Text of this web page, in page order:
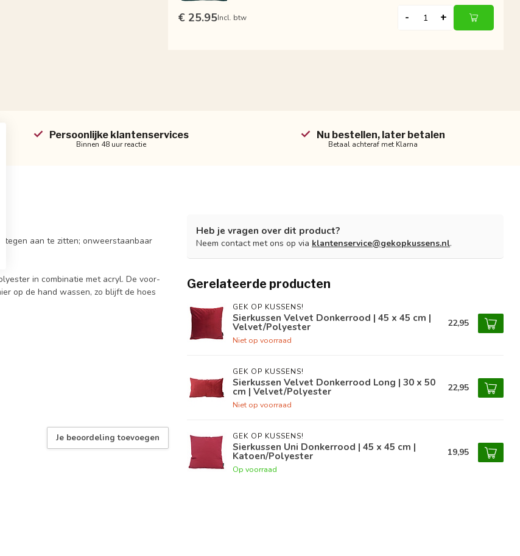
€ 25.95Incl. btw - +
Persoonlijke klantenservices
Binnen 48 uur reactie
Nu bestellen, later betalen
Betaal achteraf met Klarna
tegen aan te zitten; onweerstaanbaar
in combinatie met acryl. De voor-
op de hand wassen, zo blijft de hoes
Je beoordeling toevoegen
Heb je vragen over dit product?
Neem contact met ons op via klantenservice@gekopkussens.nl.
Gerelateerde producten
GEK OP KUSSENS!
Sierkussen Velvet Donkerrood | 45 x 45 cm |
Velvet/Polyester
Niet op voorraad
22,95
GEK OP KUSSENS!
Sierkussen Velvet Donkerrood Long | 30 x 50
cm | Velvet/Polyester
Niet op voorraad
22,95
GEK OP KUSSENS!
Sierkussen Uni Donkerrood | 45 x 45 cm |
Katoen/Polyester
Op voorraad
19,95